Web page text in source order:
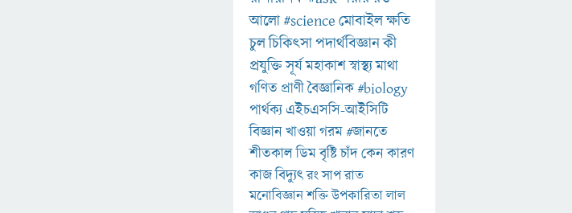
আলো#scienceমোবাইলক্ষতি
চুলচিকিৎসাপদার্থবিজ্ঞানকী
প্রযুক্তিসূর্যমহাকাশস্বাস্থ্যমাথা
গণিত প্রাণীবৈজ্ঞানিক#biology
পার্থক্য এইচএসসি-আইসিটি
বিজ্ঞানখাওয়াগরম#জানতে
শীতকালডিমবৃষ্টিচাঁদকেনকারণ
কাজবিদ্যুৎরংসাপরাত
মনোবিজ্ঞানশক্তিউপকারিতালাল